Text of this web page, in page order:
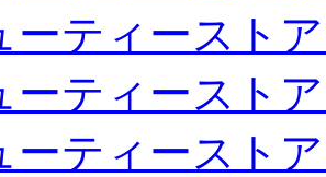
ーティースト
ーティースト
ーティースト